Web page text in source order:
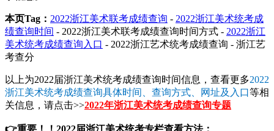
本页Tag： 2022浙江美术联考成绩查询 - 2022浙江美术统考成
绩查询时间 - 2022浙江美术联考成绩查询时间方式 - 2022浙江
美术统考成绩查询入口 - 2022浙江艺术统考成绩查询 - 浙江艺
考查分
以上为2022届浙江美术统考成绩查询时间信息，查看更多2022
浙江美术统考成绩查询具体时间、查询方式、网址及入口等相
关信息，请点击>>2022年浙江美术统考成绩查询专题
👉重要！！2022届浙江美术统考专栏查看方法：